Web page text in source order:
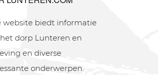
website biedt informatie
dorp Lunteren en
en diverse
onderwerpen.